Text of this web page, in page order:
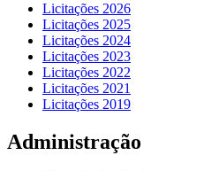
Licitações 2026
Licitações 2025
Licitações 2024
Licitações 2023
Licitações 2022
Licitações 2021
Licitações 2019
Administração